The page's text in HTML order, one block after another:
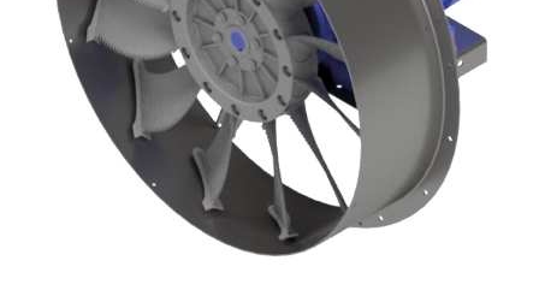
material for each project and need
Ventilación
Amplia gama de ventiladores y equipos de